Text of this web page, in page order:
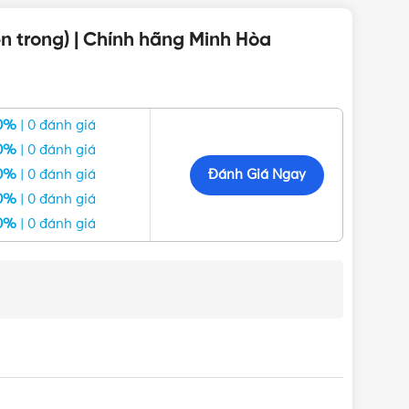
Nanoco, MPE, Schneider, Sino Vanlock,
trong) | Chính hãng Minh Hòa
| 0 đánh giá
| 0 đánh giá
| 0 đánh giá
| 0 đánh giá
| 0 đánh giá
Đánh Giá Ngay